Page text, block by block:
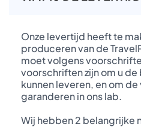
Onze levertijd heeft te
produceren van de
moet volgens
voorschriften zijn om u
kunnen leveren, en om
garanderen in ons lab.
Wij hebben 2 belangrijke